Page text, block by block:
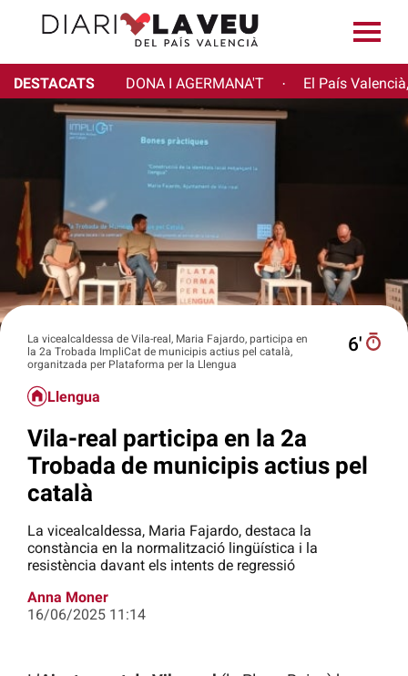
DESTACATS DONA I AGERMANA'T · El País
La vicealcaldessa de Vila-real, Maria Fajardo, participa en
la 2a Trobada ImpliCat de municipis actius pel català,
organitzada per Plataforma per la Llengua
6′
Llengua
Vila-real participa en la 2a
Trobada de municipis actius pel
català
La vicealcaldessa, Maria Fajardo, destaca la
constància en la normalització lingüística i la
resistència davant els intents de regressió
Anna Moner
16/06/2025 11:14